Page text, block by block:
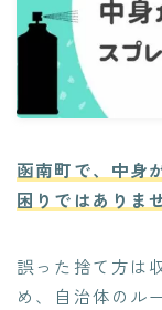
函南町で、中身
困りではありま
誤った捨て方は
め、自治体のル